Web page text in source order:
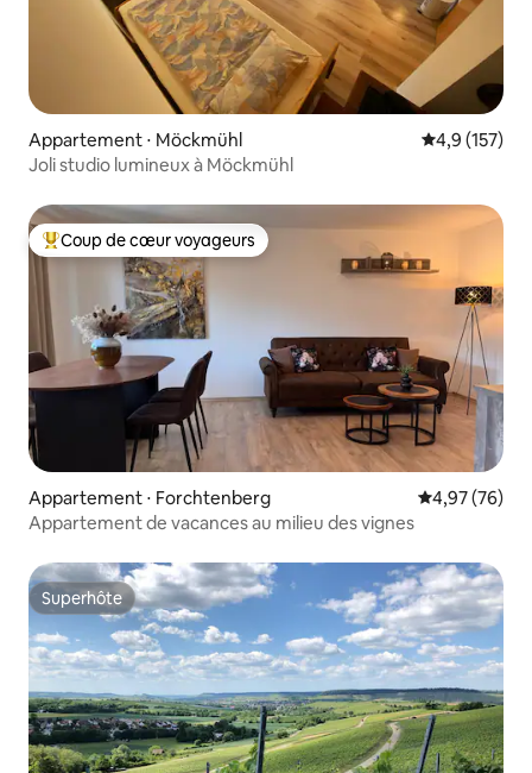
Appartement ⋅ Möckmühl Évaluation
4,9 (157)
Joli studio lumineux à Möckmühl
Coups de cœur voyageurs les plus appréciés
Coup de cœur voyageurs
Appartement ⋅ Forchtenberg Évaluation
4,97 (76)
Appartement de vacances au milieu des vignes
Superhôte
Superhôte